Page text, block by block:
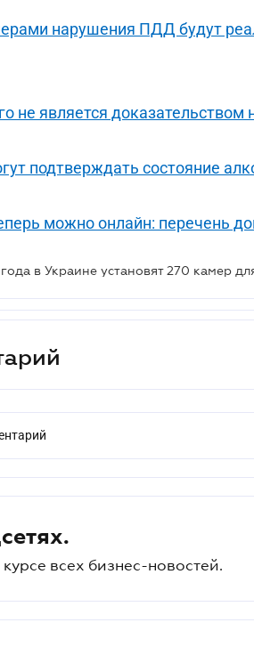
нарушения ПДД будут
не является
подтверждать состояние
можно онлайн: перечень
всех бизнес-новостей.